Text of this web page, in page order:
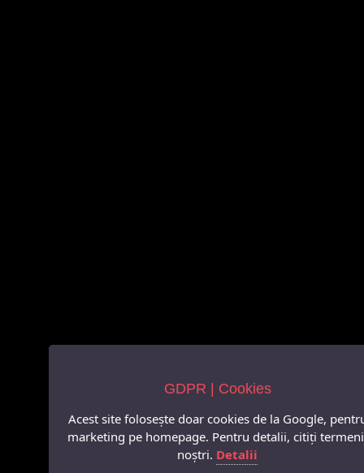
GDPR | Cookies
Acest site folosește doar cookies de la Google,
marketing pe homepage. Pentru detalii, citiți
noștri. Detalii